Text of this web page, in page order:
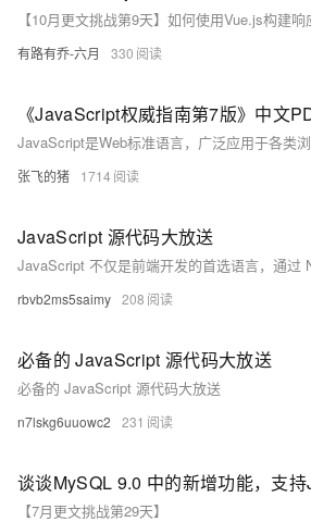
【10月更文挑战第9天】如何使用Vue.js构建
有路有乔-六月 330
张飞的猪 1714
JavaScript 源代码大放送
rbvb2ms5saimy 208
必备的 JavaScript 源代码大放送
必备的 JavaScript 源代码大放送
n7lskg6uuowc2 231
【7月更文挑战第29天】